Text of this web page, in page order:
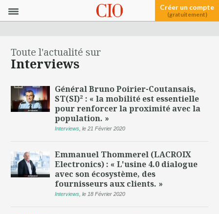
Créer un compte
(gratuitement)
Toute l'actualité sur
Interviews
Général Bruno Poirier-Coutansais,
ST(SI)² : « la mobilité est essentielle
pour renforcer la proximité avec la
population. »
Interviews ,le 21 Février 2020
Emmanuel Thommerel (LACROIX
Electronics) : « L'usine 4.0 dialogue
avec son écosystème, des
fournisseurs aux clients. »
Interviews ,le 18 Février 2020